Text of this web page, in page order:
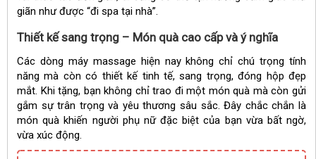
giãn như được “đi spa tại nhà”.
Thiết kế sang trọng – Món quà cao cấp và ý nghĩa
Các dòng máy massage hiện nay không chỉ chú trọng tính
năng mà còn có thiết kế tinh tế, sang trọng, đóng hộp đẹp
mắt. Khi tặng, bạn không chỉ trao đi một món quà mà còn gửi
gắm sự trân trọng và yêu thương sâu sắc. Đây chắc chắn là
món quà khiến người phụ nữ đặc biệt của bạn vừa bất ngờ,
vừa xúc động.